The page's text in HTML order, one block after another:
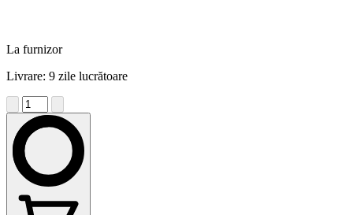
La furnizor
Livrare: 9 zile lucrătoare